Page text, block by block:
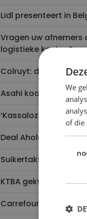
Lidl presenteert in
Vragen uw afnemers
logistieke kosten?
Colruyt: de
Asahi koopt ook
‘Kassaloze
Deal Ahold Delhaize
Suikertaks enkel op
KTBA gekwalificeerd
Carrefour opent nog
We
of die